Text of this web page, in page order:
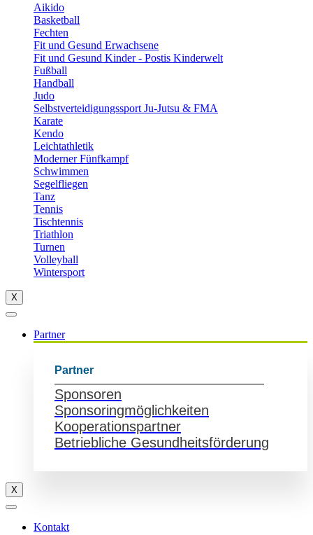
Aikido
Basketball
Fechten
Fit und Gesund Erwachsene
Fit und Gesund Kinder - Postis Kinderwelt
Fußball
Handball
Judo
Selbstverteidigungssport Ju-Jutsu & FMA
Karate
Kendo
Leichtathletik
Moderner Fünfkampf
Schwimmen
Segelfliegen
Tanz
Tennis
Tischtennis
Triathlon
Turnen
Volleyball
Wintersport
X
Partner
Partner
Sponsoren
Sponsoringmöglichkeiten
Kooperationspartner
Betriebliche Gesundheitsförderung
X
Kontakt